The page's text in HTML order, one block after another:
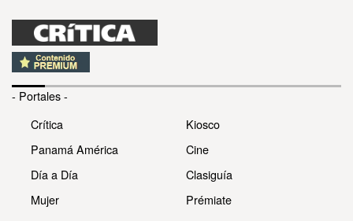
- Portales -
Crítica
Panamá América
Día a Día
Mujer
Kiosco
Cine
Clasiguía
Prémiate